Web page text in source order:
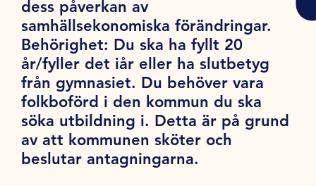
dess påverkan av
samhällsekonomiska förändringar.
Behörighet: Du ska ha fyllt 20
år/fyller det iår eller ha slutbetyg
från gymnasiet. Du behöver vara
folkboförd i den kommun du ska
söka utbildning i. Detta är på grund
av att kommunen sköter och
beslutar antagningarna.